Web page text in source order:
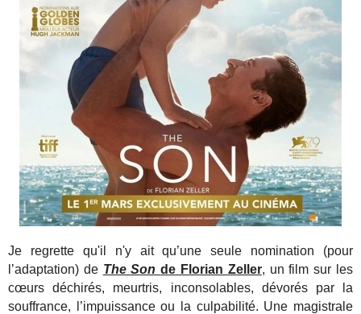
Je regrette qu'il n'y ait qu’une seule nomination (pour
l’adaptation) de The Sonde Florian Zeller, un film sur les
cœurs déchirés, meurtris, inconsolables, dévorés par la
souffrance, l’impuissance ou la culpabilité. Une magistrale